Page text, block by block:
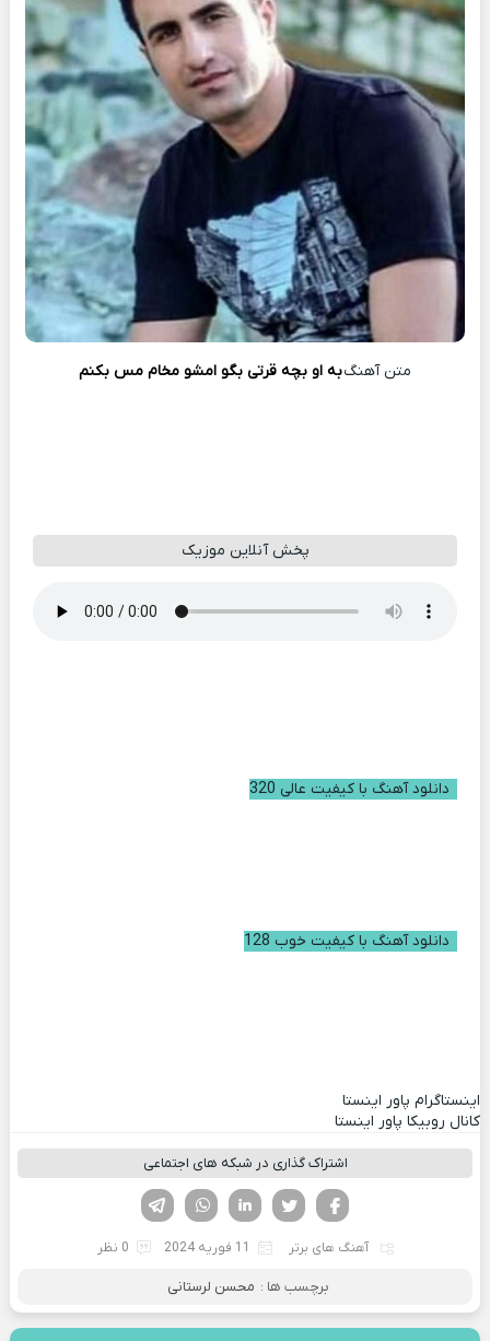
متن آهنگبه او بچه قرتی بگو امشو مخام مس بکنم
پخش آنلاین موزیک
دانلود آهنگ با کیفیت عالی 320
دانلود آهنگ با کیفیت خوب 128
اینستاگرام پاور اینستا
کانال روبیکا پاور اینستا
اشتراک گذاری در شبکه های اجتماعی
لینکدین تویتر
فیسوک
آهنگ های برتر 11 فوریه 2024 0 نظر
برچسب ها : محسن لرستانی